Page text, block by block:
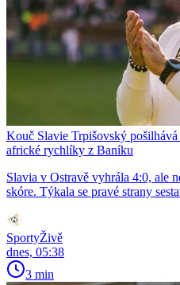
Kouč Slavie Trpišovský
africké rychlíky z Baníku
Slavia v Ostravě vyhrála 4:0, ale
skóre. Týkala se pravé strany
SportyŽivě
dnes, 05:38
3 min